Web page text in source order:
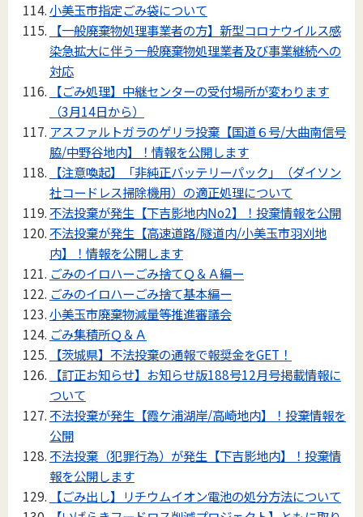
小美玉市指定ごみ袋について
【一般廃棄物処理事業者の方】新型コロナウイルス感
染急拡大に伴う一般廃棄物処理業者及び事業継続への
対応
【ごみ処理】中継センターの受付場所が変わります
（3月14日から）
アスファルトガラのゲリラ投棄【国道６号/大曲南信号
脇/中野谷地内】！情報を公開します
【注意喚起】「非純正バッテリーパック」（ダイソン
社コードレス掃除機用）の適正処理について
不法投棄が発生【下吉影地内No2】！投棄情報を公開
不法投棄が発生【高速道路/隧道内/小美玉市羽刈地
内】！情報を公開します
ごみのイロハーごみ捨てＱ＆Ａ編ー
ごみのイロハーごみ捨て基本編ー
小美玉市廃棄物減量等推進審議会
ごみ集積所Ｑ＆Ａ
【茨城県】不法投棄の通報で報奨金をGET！
【訂正お知らせ】お知らせ版188号12月号掲載情報に
ついて
不法投棄が発生【霞ケ浦湖岸/高崎地内】！投棄情報を
公開
不法投棄（犯罪行為）が発生【下吉影地内】！投棄情
報を公開します
【ごみ出し】リチウムイオン電池の処分方法について